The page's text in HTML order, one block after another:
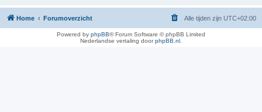
Home Forumoverzicht Alle tijden zijn UTC+02:00
Powered by phpBB® Forum Software © phpBB Limited
Nederlandse vertaling doorphpBB.nl